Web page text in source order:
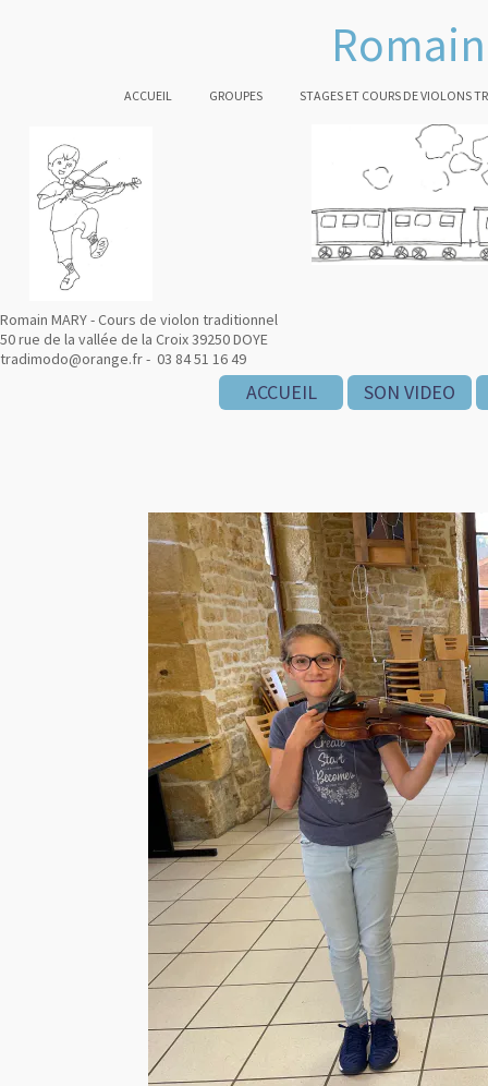
ACCUEIL GROUPES STAGES ET COURS DE VIOLONS
Romain MARY - Cours de violon traditionnel
50 rue de la vallée de la Croix 39250 DOYE
tradimodo@orange.fr - 03 84 51 16 49
ACCUEIL SON VIDEO